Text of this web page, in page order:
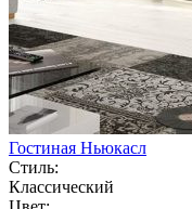
Гостиная Ньюкасл
Стиль:
Классический